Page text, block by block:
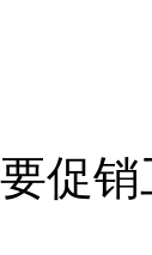
道
要促